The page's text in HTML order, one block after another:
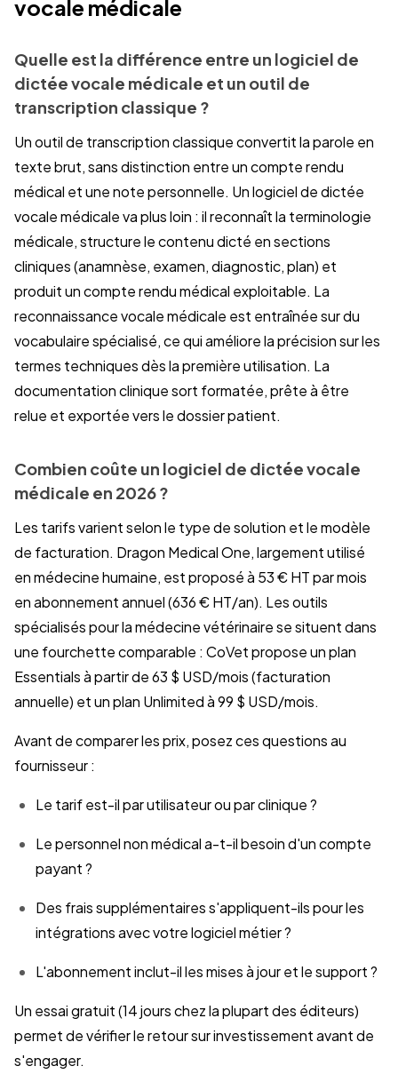
vocale médicale
Quelle est la différence entre un logiciel de
dictée vocale médicale et un outil de
transcription classique ?
Un outil de transcription classique convertit la parole en
texte brut, sans distinction entre un compte rendu
médical et une note personnelle. Un logiciel de dictée
vocale médicale va plus loin : il reconnaît la terminologie
médicale, structure le contenu dicté en sections
cliniques (anamnèse, examen, diagnostic, plan) et
produit un compte rendu médical exploitable. La
reconnaissance vocale médicale est entraînée sur du
vocabulaire spécialisé, ce qui améliore la précision sur les
termes techniques dès la première utilisation. La
documentation clinique sort formatée, prête à être
relue et exportée vers le dossier patient.
Combien coûte un logiciel de dictée vocale
médicale en 2026 ?
Les tarifs varient selon le type de solution et le modèle
de facturation. Dragon Medical One, largement utilisé
en médecine humaine, est proposé à 53 € HT par mois
en abonnement annuel (636 € HT/an). Les outils
spécialisés pour la médecine vétérinaire se situent dans
une fourchette comparable : CoVet propose un plan
Essentials à partir de 63 $ USD/mois (facturation
annuelle) et un plan Unlimited à 99 $ USD/mois.
Avant de comparer les prix, posez ces questions au
fournisseur :
Le tarif est-il par utilisateur ou par clinique ?
Le personnel non médical a-t-il besoin d'un compte
payant ?
Des frais supplémentaires s'appliquent-ils pour les
intégrations avec votre logiciel métier ?
L'abonnement inclut-il les mises à jour et le support ?
Un essai gratuit (14 jours chez la plupart des éditeurs)
permet de vérifier le retour sur investissement avant de
s'engager.